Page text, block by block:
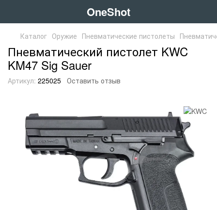
OneShot
Каталог Оружие Пневматические пистолеты
Пневматический пистолет KWC
KM47 Sig Sauer
Артикул: 225025 Оставить отзыв